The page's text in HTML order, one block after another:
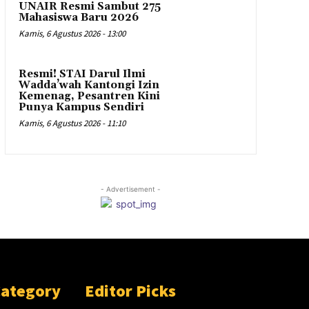
UNAIR Resmi Sambut 275
Mahasiswa Baru 2026
Kamis, 6 Agustus 2026 - 13:00
Resmi! STAI Darul Ilmi
Wadda’wah Kantongi Izin
Kemenag, Pesantren Kini
Punya Kampus Sendiri
Kamis, 6 Agustus 2026 - 11:10
- Advertisement -
Editor Picks